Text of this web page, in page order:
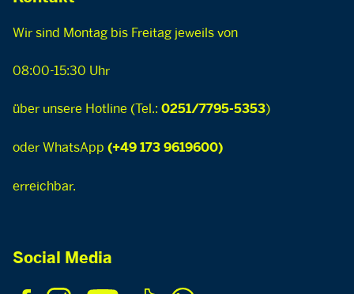
Wir sind Montag bis Freitag jeweils von
08:00-15:30 Uhr
über unsere Hotline (Tel.: 0251/7795-5353)
oder WhatsApp (+49 173 9619600)
erreichbar.
Social Media